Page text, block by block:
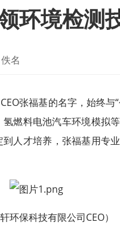
环境检测
名
张福基的名字，始终
燃料电池汽车环境模拟
人才培养，张福基用专
环保科技有限公司CEO）